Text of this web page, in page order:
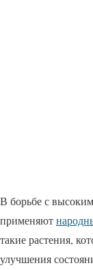
В борьбе с
применяют
такие растения,
улучшения